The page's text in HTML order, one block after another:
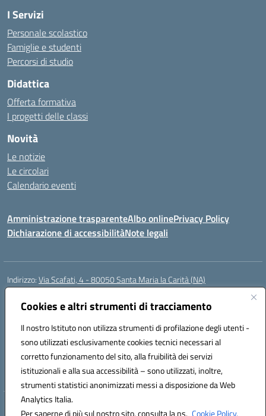
Cookies e altri strumenti di tracciamento
Il nostro Istituto non utilizza strumenti di profilazione degli utenti -
sono utilizzati esclusivamente cookies tecnici necessari al
corretto funzionamento del sito, alla fruibilità dei servizi
istituzionali e alla sua accessibilità – sono utilizzati, inoltre,
strumenti statistici anonimizzati messi a disposizione da Web
Analytics Italia.
Per saperne di più sul nostro sito, consulta la ns. Cookie Policy.
I Servizi
Personale scolastico
Famiglie e studenti
Percorsi di studio
Didattica
Offerta formativa
I progetti delle classi
Novità
Le notizie
Le circolari
Calendario eventi
Amministrazione trasparenteAlbo onlinePrivacy Policy
Dichiarazione di accessibilitàNote legali
Indirizzo:Via Scafati, 4 - 80050 Santa Maria la Carità (NA)
Centralino:
Posta elettronica certificata (PEC):NAEE21900T@pec.istruzione.it
Codice fiscale: 90016250632
Codice meccanografico:NAEE21900T
Codice Indice delle Pubbliche Amministrazioni (IPA): istsc_naee21900t
Codice unico di fatturazione (CUF): UFZ0X6
Hosting & Powered by 3D Solution S.r.l.